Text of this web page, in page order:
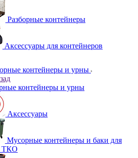
Разборные контейнеры
Аксессуары для контейнеров
контейнеры и урны
контейнеры и урны
Аксессуары
Мусорные контейнеры и баки для
ТКО